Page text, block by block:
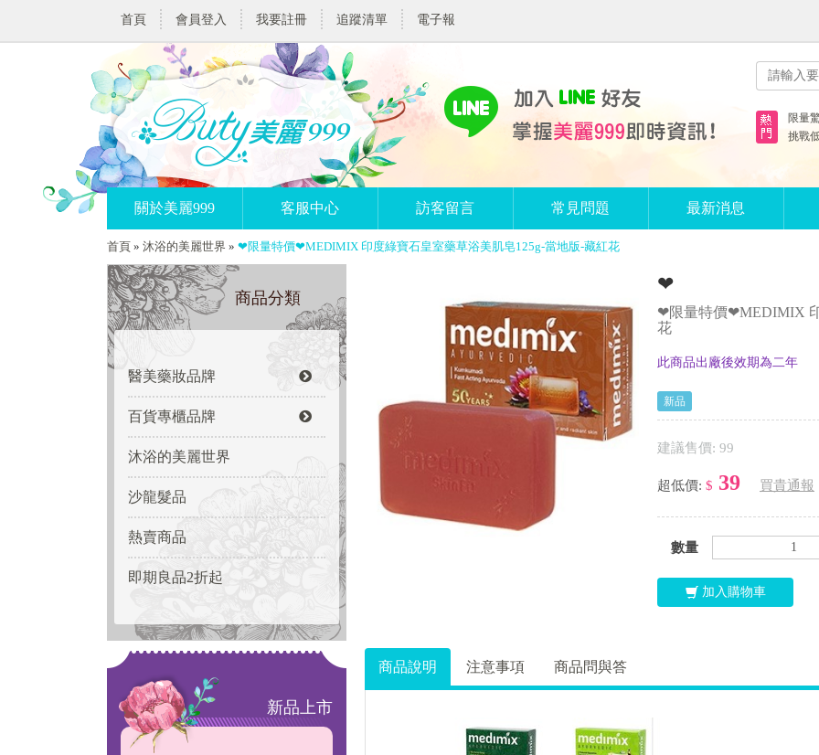
首頁 會員登入 我要註冊 追蹤清單 電子報
限量
挑戰
關於美麗999 客服中心 訪客留言 常見問題 最新消息
首頁 » 沐浴的美麗世界 » ❤限量特價❤MEDIMIX 印度綠寶石皇室藥草浴美肌皂125g-當地版-藏紅花
商品分類
醫美藥妝品牌
百貨專櫃品牌
沐浴的美麗世界
沙龍髮品
熱賣商品
即期良品2折起
新品上市
❤
❤限量特價❤MEDIMIX
花
此商品出廠後效期為二年
新品
建議售價: 99
超低價: $ 39 買貴通報
數量
加入購物車
商品說明 注意事項 商品問與答